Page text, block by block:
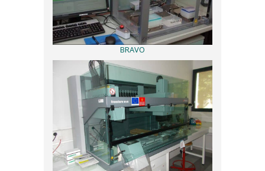
BRAVO